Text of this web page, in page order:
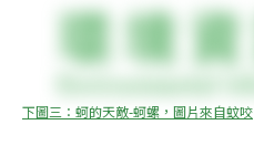
下圖三：蚵的天敵-蚵螺，圖片來自蚊咬